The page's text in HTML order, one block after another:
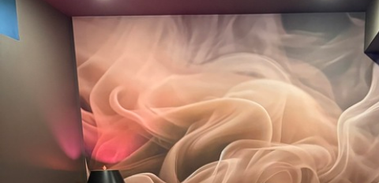
Production Imprimé sur commande et livré
Options
supplémentaires
Vernis protecteur et/ou colle
Entretien
Nettoyage doux avec une
protecteur être nettoyés à l’eau.
Méthode d'application Application transparente